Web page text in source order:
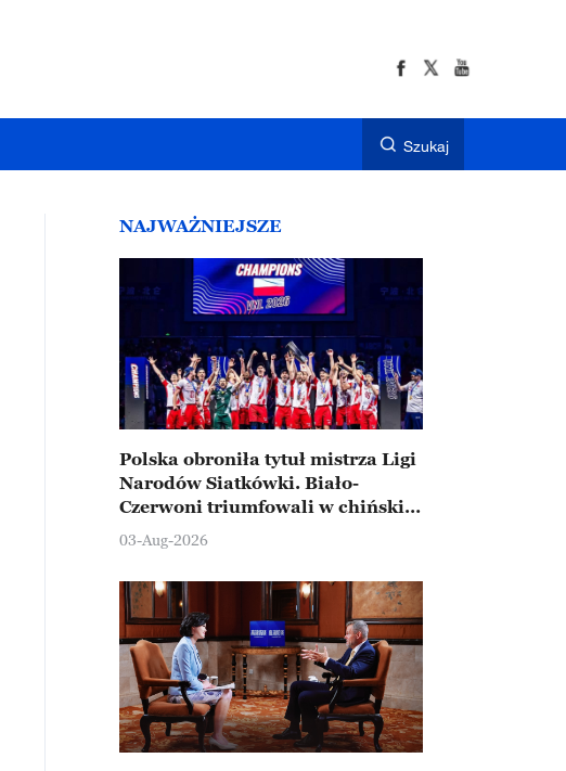
Szukaj
NAJWAŻNIEJSZE
Polska obroniła tytuł mistrza Ligi
Narodów Siatkówki. Biało-
Czerwoni triumfowali w chińskim
Ningbo
03-Aug-2026